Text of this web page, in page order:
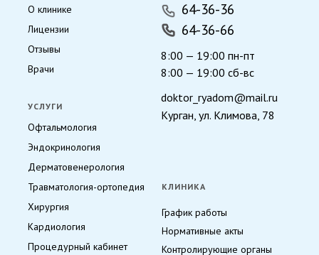
КЛИНИКА
УСЛУГИ
О клинике
Лицензии
Отзывы
Врачи
Офтальмология
Эндокринология
Дерматовенерология
Травматология-ортопедия
Хирургия
Кардиология
Процедурный кабинет
График работы
Нормативные акты
Контролирующие органы
64-36-36
64-36-66
8:00 — 19:00 пн-пт
8:00 — 19:00 сб-вс
doktor_ryadom@mail.ru
Курган, ул. Климова, 78